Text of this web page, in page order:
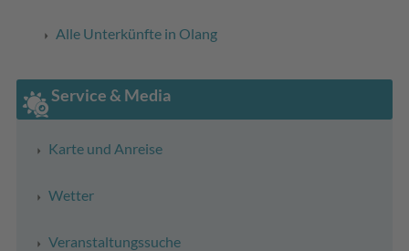
Alle Unterkünfte in Olang
Service & Media
Karte und Anreise
Wetter
Veranstaltungssuche